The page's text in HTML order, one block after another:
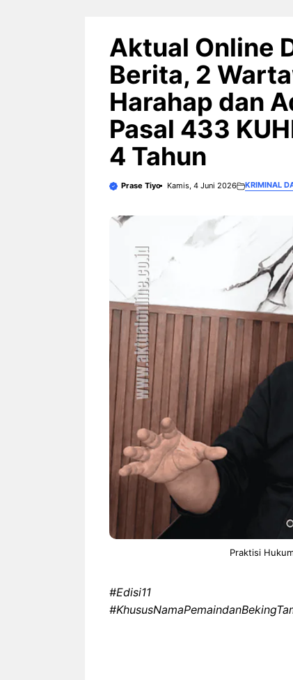
Aktual Online
Berita, 2
Harahap dan
Pasal 433
4 Tahun ‎
Prase Tiyo Kamis, 4 Juni 2026 KRIMINAL
Praktisi
‎#Edisi11